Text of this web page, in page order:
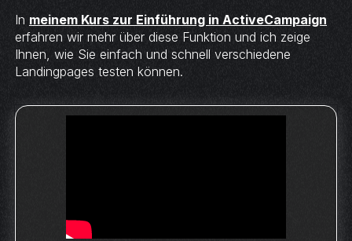
In meinem Kurs zur Einführung in ActiveCampaign
erfahren wir mehr über diese Funktion und ich zeige
Ihnen, wie Sie einfach und schnell verschiedene
Landingpages testen können.